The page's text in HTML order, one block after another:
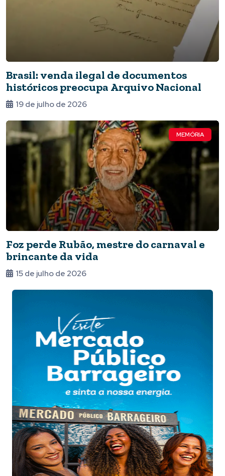
Brasil: venda ilegal de documentos
históricos preocupa Arquivo Nacional
19 de julho de 2026
MEMÓRIA
Foz perde Rubão, mestre do carnaval e
brincante da vida
15 de julho de 2026